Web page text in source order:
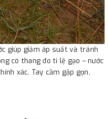
giúp giảm áp suất và tránh
có thang đo tỉ lệ gạo – nước
xác. Tay cầm gập gọn,